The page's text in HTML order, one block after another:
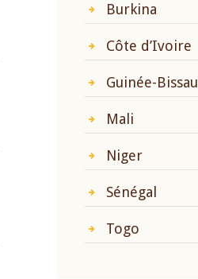
Burkina
Côte d’Ivoire
Guinée-Bissau
Mali
Niger
Sénégal
Togo